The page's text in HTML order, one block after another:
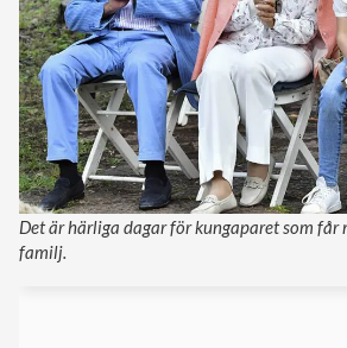
Det är härliga dagar för kungaparet som får
familj.